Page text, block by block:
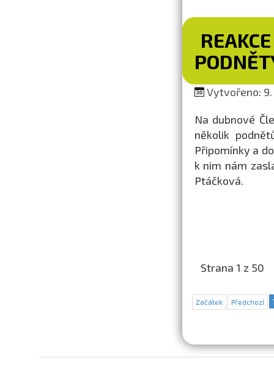
Vytvořeno: 9.
Na dubnové
několik
Připomínky a
k nim nám
Ptáčková.
Strana 1 z 50
Začátek Předchozí